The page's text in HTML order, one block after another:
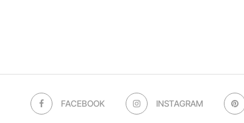
FACEBOOK INSTAGRAM